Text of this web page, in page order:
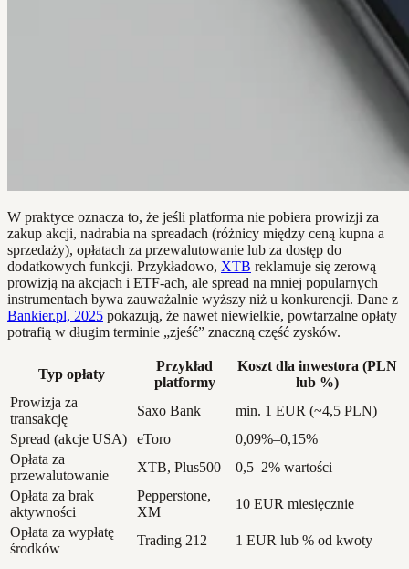
W praktyce oznacza to, że jeśli platforma nie pobiera prowizji za
zakup akcji, nadrabia na spreadach (różnicy między ceną kupna a
sprzedaży), opłatach za przewalutowanie lub za dostęp do
dodatkowych funkcji. Przykładowo, XTB reklamuje się zerową
prowizją na akcjach i ETF-ach, ale spread na mniej popularnych
instrumentach bywa zauważalnie wyższy niż u konkurencji. Dane z
Bankier.pl, 2025 pokazują, że nawet niewielkie, powtarzalne opłaty
potrafią w długim terminie „zjeść” znaczną część zysków.
Typ opłaty
Przykład
platformy
Koszt dla inwestora (PLN
lub %)
Prowizja za
transakcję
Saxo Bank
min. 1 EUR (~4,5 PLN)
Spread (akcje USA)
eToro
0,09%–0,15%
Opłata za
przewalutowanie
XTB, Plus500
0,5–2% wartości
Opłata za brak
aktywności
Pepperstone,
XM
10 EUR miesięcznie
Opłata za wypłatę
środków
Trading 212 1 EUR lub % od kwoty